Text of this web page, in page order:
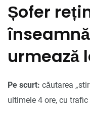
Șofer
urmează
Pe scurt: căutarea
ultimele 4 ore, cu